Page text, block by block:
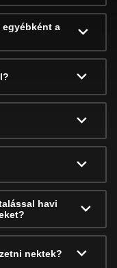
a
havi
nektek?